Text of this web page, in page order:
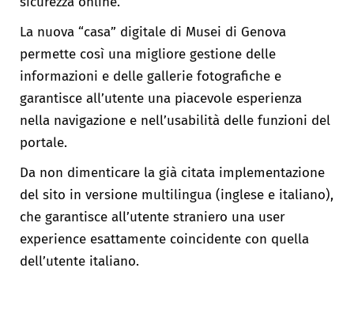
La nuova “casa” digitale di Musei di Genova
permette così una migliore gestione delle
informazioni e delle gallerie fotografiche e
garantisce all’utente una piacevole esperienza
nella navigazione e nell’usabilità delle funzioni del
portale.
Da non dimenticare la già citata implementazione
del sito in versione multilingua (inglese e italiano),
che garantisce all’utente straniero una user
experience esattamente coincidente con quella
dell’utente italiano.